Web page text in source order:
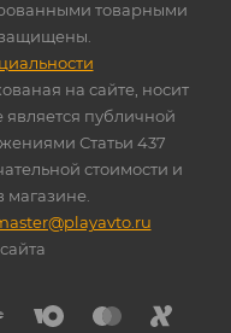
товарными
на сайте, носит
публичной
Статьи 437
стоимости и
магазине.